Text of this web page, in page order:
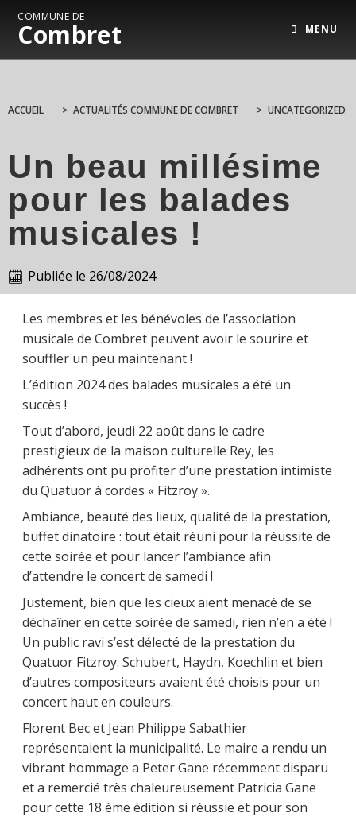
COMMUNE DE
Combret MENU
ACCUEIL > ACTUALITÉS COMMUNE DE COMBRET > UNCATEGORIZED
Un beau millésime
pour les balades
musicales !
Publiée le 26/08/2024
Les membres et les bénévoles de l’association
musicale de Combret peuvent avoir le sourire et
souffler un peu maintenant !
L’édition 2024 des balades musicales a été un
succès !
Tout d’abord, jeudi 22 août dans le cadre
prestigieux de la maison culturelle Rey, les
adhérents ont pu profiter d’une prestation intimiste
du Quatuor à cordes « Fitzroy ».
Ambiance, beauté des lieux, qualité de la prestation,
buffet dinatoire : tout était réuni pour la réussite de
cette soirée et pour lancer l’ambiance afin
d’attendre le concert de samedi !
Justement, bien que les cieux aient menacé de se
déchaîner en cette soirée de samedi, rien n’en a été !
Un public ravi s’est délecté de la prestation du
Quatuor Fitzroy. Schubert, Haydn, Koechlin et bien
d’autres compositeurs avaient été choisis pour un
concert haut en couleurs.
Florent Bec et Jean Philippe Sabathier
représentaient la municipalité. Le maire a rendu un
vibrant hommage a Peter Gane récemment disparu
et a remercié très chaleureusement Patricia Gane
pour cette 18 ème édition si réussie et pour son